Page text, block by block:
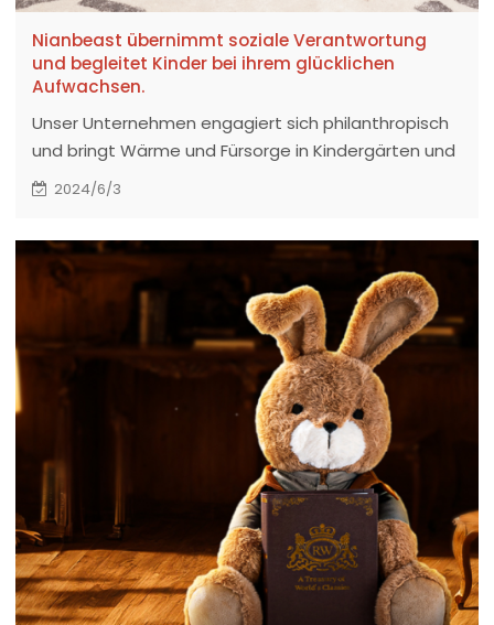
Nianbeast übernimmt soziale Verantwortung
und begleitet Kinder bei ihrem glücklichen
Aufwachsen.
Unser Unternehmen engagiert sich philanthropisch
und bringt Wärme und Fürsorge in Kindergärten und
Grundschulen.
2024/6/3